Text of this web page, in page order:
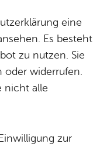
Cookies und
Informationen
eine
Es besteht
zu nutzen. Sie
oder widerrufen.
nicht alle
zur